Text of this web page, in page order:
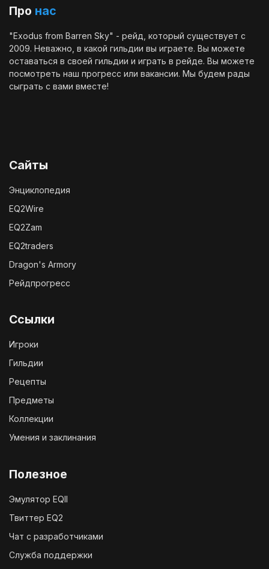
Про нас
"Exodus from Barren Sky" - рейд, который существует с
2009. Неважно, в какой гильдии вы играете. Вы можете
оставаться в своей гильдии и играть в рейде. Вы можете
посмотреть наш прогресс или вакансии. Мы будем рады
сыграть с вами вместе!
Сайты
Энциклопедия
EQ2Wire
EQ2Zam
EQ2traders
Dragon's Armory
Рейдпрогресс
Ссылки
Игроки
Гильдии
Рецепты
Предметы
Коллекции
Умения и заклинания
Полезное
Эмулятор EQII
Твиттер EQ2
Чат с разработчиками
Служба поддержки